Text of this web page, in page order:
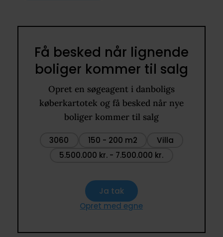
Få besked når lignende
boliger kommer til salg
Opret en søgeagent i danboligs
køberkartotek og få besked når nye
boliger kommer til salg
3060 150 - 200 m2
Villa
5.500.000 kr. - 7.500.000 kr.
Ja tak
Opret med egne